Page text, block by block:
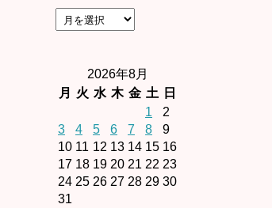
2026年8月
月
火 水 木 金 土
日
1
2
3
4 5 6 7 8
9
10 11 12 13 14 15 16
17 18 19 20 21 22 23
24 25 26 27 28 29 30
31